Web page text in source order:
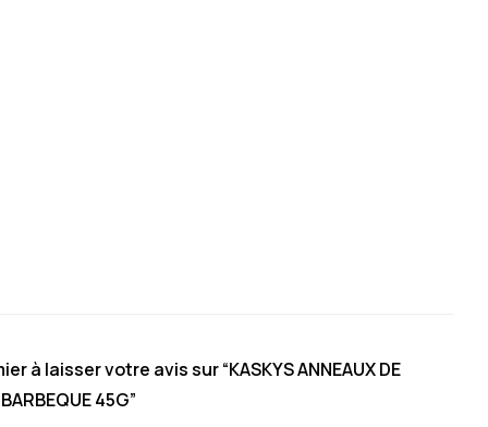
à laisser votre avis sur “KASKYS ANNEAUX DE
45G”